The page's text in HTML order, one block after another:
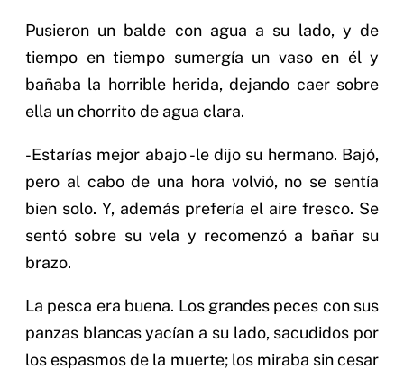
Pusieron un balde con agua a su lado, y de
tiempo en tiempo sumergía un vaso en él y
bañaba la horrible herida, dejando caer sobre
ella un chorrito de agua clara.
-Estarías mejor abajo -le dijo su hermano. Bajó,
pero al cabo de una hora volvió, no se sentía
bien solo. Y, además prefería el aire fresco. Se
sentó sobre su vela y recomenzó a bañar su
brazo.
La pesca era buena. Los grandes peces con sus
panzas blancas yacían a su lado, sacudidos por
los espasmos de la muerte; los miraba sin cesar